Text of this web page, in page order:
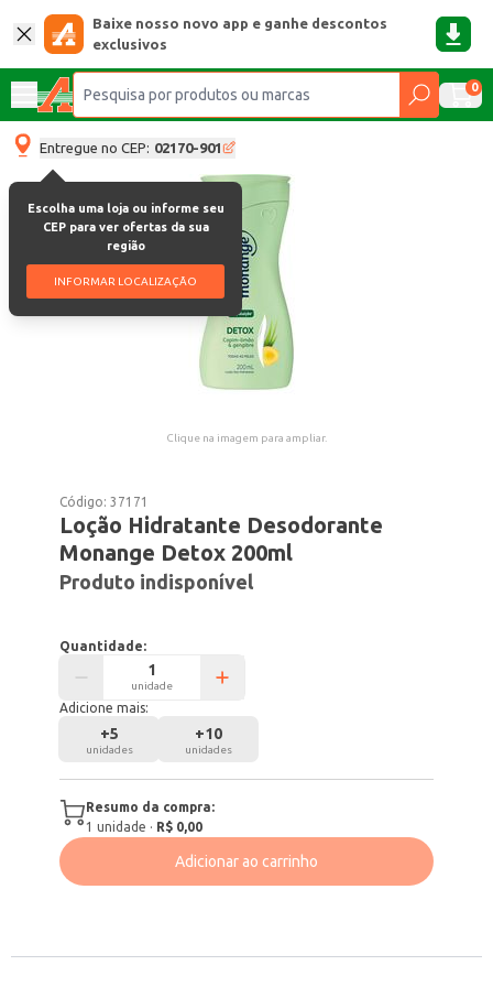
Baixe nosso novo app e ganhe descontos
exclusivos
0
Entregue no CEP: 02170-901
Escolha uma loja ou informe seu
CEP para ver ofertas da sua
região
INFORMAR LOCALIZAÇÃO
Clique na imagem para ampliar.
Código:37171
Loção Hidratante Desodorante
Monange Detox 200ml
Produto indisponível
Quantidade:
unidade
Adicione mais:
+5
unidades
+10
unidades
Resumo da compra:
1 unidade · R$ 0,00
Adicionar ao carrinho